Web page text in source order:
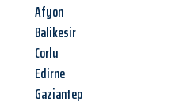
Afyon
Balikesir
Corlu
Edirne
Gaziantep